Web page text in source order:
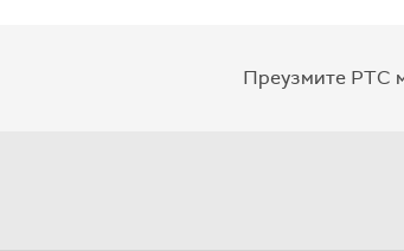
Преузмите РТС